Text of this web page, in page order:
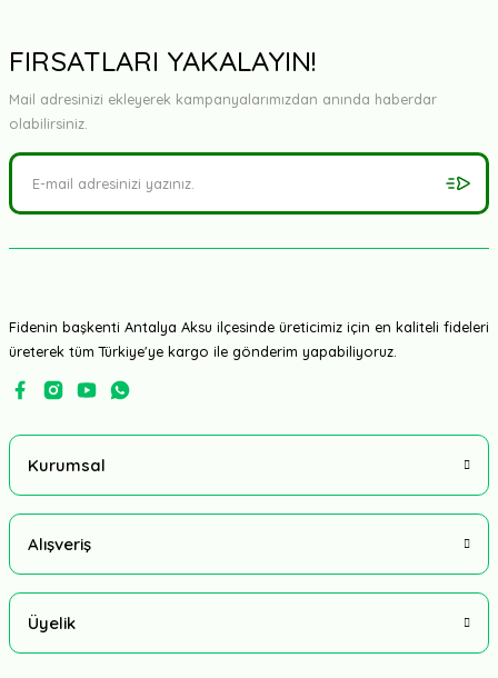
FIRSATLARI YAKALAYIN!
Mail adresinizi ekleyerek kampanyalarımızdan anında haberdar
olabilirsiniz.
Fidenin başkenti Antalya Aksu ilçesinde üreticimiz için en kaliteli fideleri
üreterek tüm Türkiye'ye kargo ile gönderim yapabiliyoruz.
Kurumsal
Alışveriş
Üyelik